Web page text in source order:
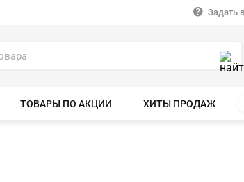
Задать
ТОВАРЫ ПО АКЦИИ ХИТЫ ПРОДАЖ